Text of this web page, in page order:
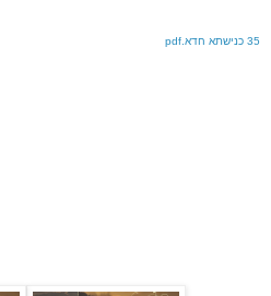
35 כנישתא חדא.pdf